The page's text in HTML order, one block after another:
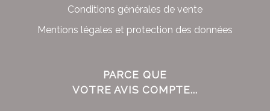
Conditions générales de vente
Mentions légales et protection des données
PARCE QUE
VOTRE AVIS COMPTE...